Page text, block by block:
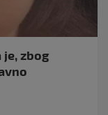
je, zbog